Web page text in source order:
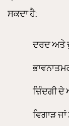
ਸਕਦਾ ਹੈ:
ਦਰਦ ਅਤੇ
ਜ਼ਿੰਦਗੀ ਦੇ
ਵਿਗਾੜ